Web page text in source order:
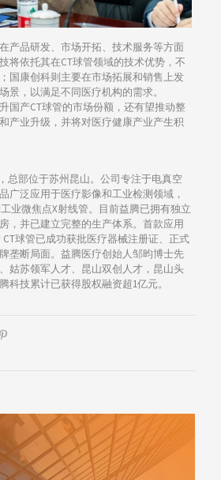
产品研发、市场开拓、技术服务等方面
将依托其在CT球管领域的技术优势，不
国康创科则主要在市场拓展和销售上发
景，以满足不同医疗机构的需求。
国产CT球管的市场份额，还有望推动整
产业升级，并将对医疗健康产业产生积
总部位于苏州昆山。公司专注于电真空
广泛应用于医疗影像和工业检测领域，
业微焦点X射线管。目前益腾已拥有独立
，并已建立完整的生产体系。首款应用
CT球管已成功获批医疗器械注册证、正式
垄断局面。益腾医疗创始人邹昀博士先
姑苏领军人才、昆山双创人才，昆山头
科技累计已获得股权融资超1亿元。